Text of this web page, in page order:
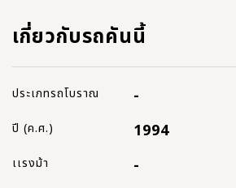
เกี่ยวกับรถคันนี้
ประเภทรถโบราณ -
ปี (ค.ศ.) 1994
เเรงม้า -